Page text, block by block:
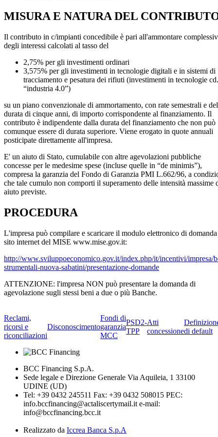
MISURA E NATURA DEL
Il contributo in c/impianti concedibile è pari all'ammontare
degli interessi calcolati al tasso del
2,75% per gli investimenti ordinari
3,575% per gli investimenti in tecnologie digitali e in sistemi di
tracciamento e pesatura dei rifiuti (investimenti in tecnologie cd.
“industria 4.0”)
su un piano convenzionale di ammortamento, con rate semestrali e
durata di cinque anni, di importo corrispondente al finanziamento. Il
contributo è indipendente dalla durata del finanziamento che non può
comunque essere di durata superiore. Viene erogato in quote annuali
posticipate direttamente all'impresa.
E' un aiuto di Stato, cumulabile con altre agevolazioni pubbliche
concesse per le medesime spese (incluse quelle in “de minimis”),
compresa la garanzia del Fondo di Garanzia PMI L.662/96, a
che tale cumulo non comporti il superamento delle intensità massime
aiuto previste.
PROCEDURA
L'impresa può compilare e scaricare il modulo elettronico di
sito internet del MISE www.mise.gov.it:
http://www.sviluppoeconomico.gov.it/index.php/it/incentivi/impresa/
strumentali-nuova-sabatini/presentazione-domande
ATTENZIONE: l'impresa NON può presentare la domanda di
agevolazione sugli stessi beni a due o più Banche.
Reclami,
ricorsi e
riconciliazioni
Disconoscimento
Fondi di
garanzia
MCC
PSD2-
TPP
Atti
concessionedi default
BCC Financing S.p.A.
Sede legale e Direzione Generale Via Aquileia, 1 33100
UDINE (UD)
Tel: +39 0432 245511 Fax: +39 0432 508015 PEC:
info.bccfinancing@actaliscertymail.it e-mail:
info@bccfinancing.bcc.it
Realizzato da Iccrea Banca S.p.A